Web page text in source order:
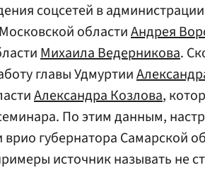
соцсетей в
областиАндрея
Михаила Ведерникова.
главы Удмуртии
Александра Козлова,
По этим данным,
врио губернатора Самарской
источник называть не